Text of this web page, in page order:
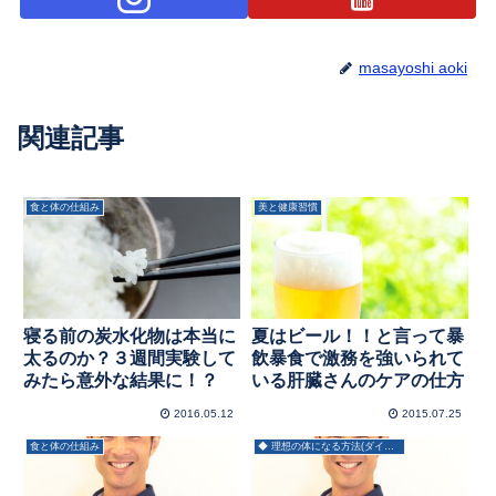
masayoshi aoki
関連記事
食と体の仕組み
寝る前の炭水化物は本当に
太るのか？３週間実験して
みたら意外な結果に！？
2016.05.12
美と健康習慣
夏はビール！！と言って暴
飲暴食で激務を強いられて
いる肝臓さんのケアの仕方
2015.07.25
食と体の仕組み